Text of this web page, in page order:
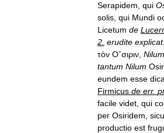
Serapidem qui
solis qui Mundi
Licetum de
2 erudite explicat.
τὸν Ο῎σιριν Nilum
tantum Nilum
eundem esse
Firmicus de err.
facile videt qui
per Osiridem
productio est